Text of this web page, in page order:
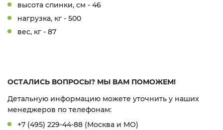
высота спинки, см - 46
нагрузка, кг - 500
вес, кг - 87
ОСТАЛИСЬ ВОПРОСЫ? МЫ ВАМ ПОМОЖЕМ!
Детальную информацию можете уточнить у наших
менеджеров по телефонам:
+7 (495) 229-44-88 (Москва и МО)